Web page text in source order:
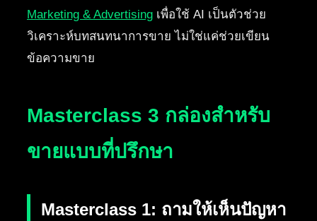
Marketing & Advertising เพื่อใช้ AI เป็นตัวช่วย
วิเคราะห์บทสนทนาการขาย ไม่ใช่แค่ช่วยเขียน
ข้อความขาย
Masterclass 3 กล่องสำหรับ
ขายแบบที่ปรึกษา
Masterclass 1: ถามให้เห็นปัญหา